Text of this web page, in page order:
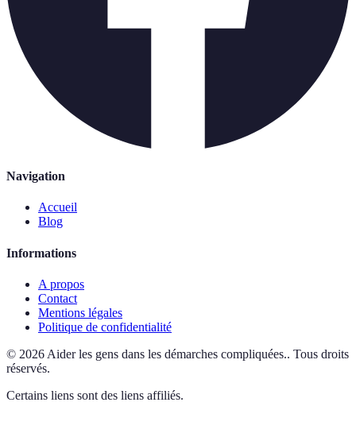
Navigation
Accueil
Blog
Informations
A propos
Contact
Mentions légales
Politique de confidentialité
© 2026 Aider les gens dans les démarches compliquées.. Tous droits
réservés.
Certains liens sont des liens affiliés.